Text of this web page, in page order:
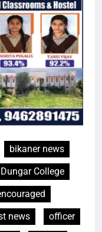
bikaner news
Dungar College
news
officer